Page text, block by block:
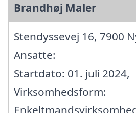
Brandhøj Maler
Stendyssevej 16, 7900
Ansatte:
Startdato: 01. juli 2024,
Virksomhedsform: